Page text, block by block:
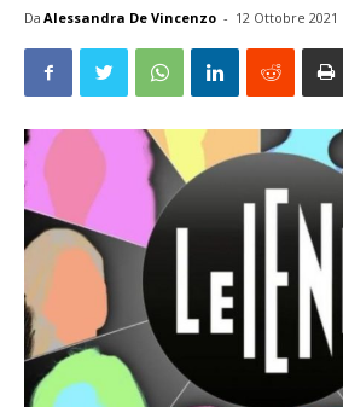
Da Alessandra De Vincenzo - 12 Ottobre 2021